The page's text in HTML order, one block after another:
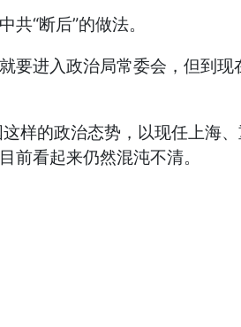
“断后”的做法。
进入政治局常委会，但到现
样的政治态势，以现任上海
前看起来仍然混沌不清。